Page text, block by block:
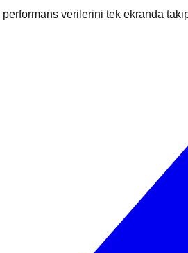
verilerini tek ekranda